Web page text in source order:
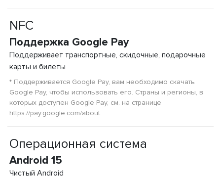
NFC
Поддержка Google Pay
Поддерживает транспортные, скидочные, подарочные
карты и билеты
* Поддерживается Google Pay, вам необходимо скачать
Google Pay, чтобы использовать его. Страны и регионы, в
которых доступен Google Pay, см. на странице
https://pay.google.com/about.
Операционная система
Android 15
Чистый Android